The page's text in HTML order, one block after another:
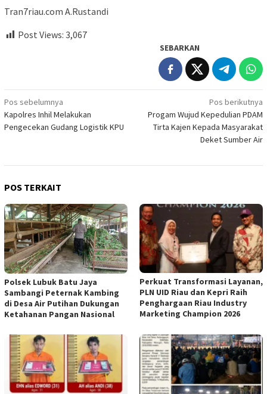
Tran7riau.com A.Rustandi
Post Views: 3,067
SEBARKAN
Navigasi
pos
Pos sebelumnya
Kapolres Inhil Melakukan
Pengecekan Gudang Logistik KPU
Pos berikutnya
Progam Wujud Kepedulian PDAM
Tirta Kajen Kepada Masyarakat
Deket Sumber Air
POS TERKAIT
Polsek Lubuk Batu Jaya
Sambangi Peternak Kambing
di Desa Air Putihan Dukungan
Ketahanan Pangan Nasional
Perkuat Transformasi Layanan,
PLN UID Riau dan Kepri Raih
Penghargaan Riau Industry
Marketing Champion 2026